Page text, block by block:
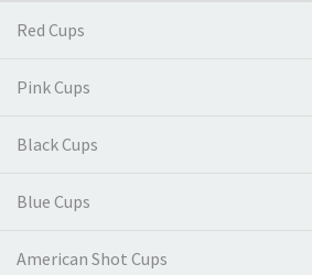
Red Cups
Pink Cups
Black Cups
Blue Cups
American Shot Cups